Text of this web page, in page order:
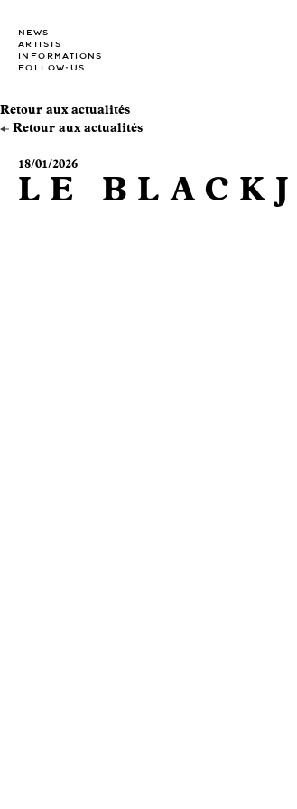
NEWS
ARTISTS
INFORMATIONS
FOLLOW-US
Retour aux actualités
Retour aux actualités
18/01/2026
LE